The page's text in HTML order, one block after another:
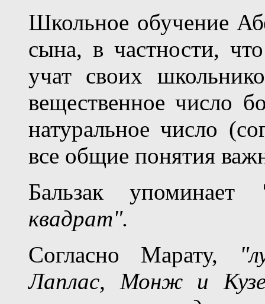
Школьное обучение
сына, в частности,
учат своих
вещественное число
натуральное число
все общие понятия
Бальзак упоминает
квадрат".
Согласно Марату,
Лаплас, Монж и